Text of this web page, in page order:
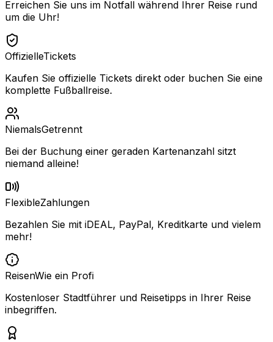
Erreichen Sie uns im Notfall während Ihrer Reise rund
um die Uhr!
OffizielleTickets
Kaufen Sie offizielle Tickets direkt oder buchen Sie eine
komplette Fußballreise.
NiemalsGetrennt
Bei der Buchung einer geraden Kartenanzahl sitzt
niemand alleine!
FlexibleZahlungen
Bezahlen Sie mit iDEAL, PayPal, Kreditkarte und vielem
mehr!
ReisenWie ein Profi
Kostenloser Stadtführer und Reisetipps in Ihrer Reise
inbegriffen.